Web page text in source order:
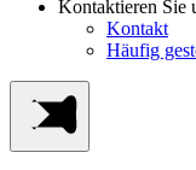
Kontaktieren Sie
Kontakt
Häufig